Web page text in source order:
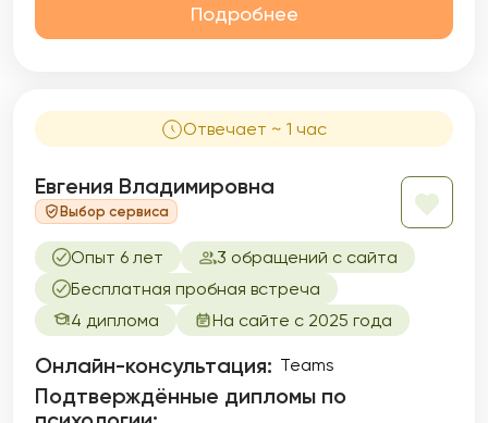
Подробнее
Отвечает ~ 1 час
Евгения Владимировна
Выбор сервиса
Опыт 6 лет
3 обращений с сайта
Бесплатная пробная встреча
4 диплома
На сайте с 2025 года
Онлайн-консультация: Teams
Подтверждённые дипломы по